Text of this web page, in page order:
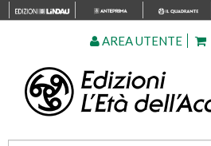
AREA UTENTE